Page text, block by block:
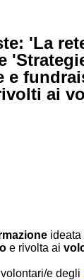
'La
e
ai
ideata
e rivolta ai
volontari/e degli